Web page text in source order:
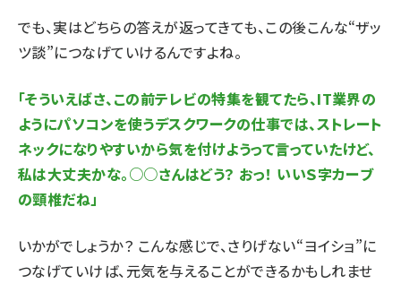
でも、実はどちらの答えが返ってきても、この後こんな“ザッ
ツ談”につなげていけるんですよね。
「そういえばさ、この前テレビの特集を観てたら、IT業界の
ようにパソコンを使うデスクワークの仕事では、ストレート
ネックになりやすいから気を付けようって言っていたけど、
私は大丈夫かな。○○さんはどう？ おっ！ いいＳ字カーブ
の頸椎だね」
いかがでしょうか？ こんな感じで、さりげない“ヨイショ”に
つなげていけば、元気を与えることができるかもしれませ